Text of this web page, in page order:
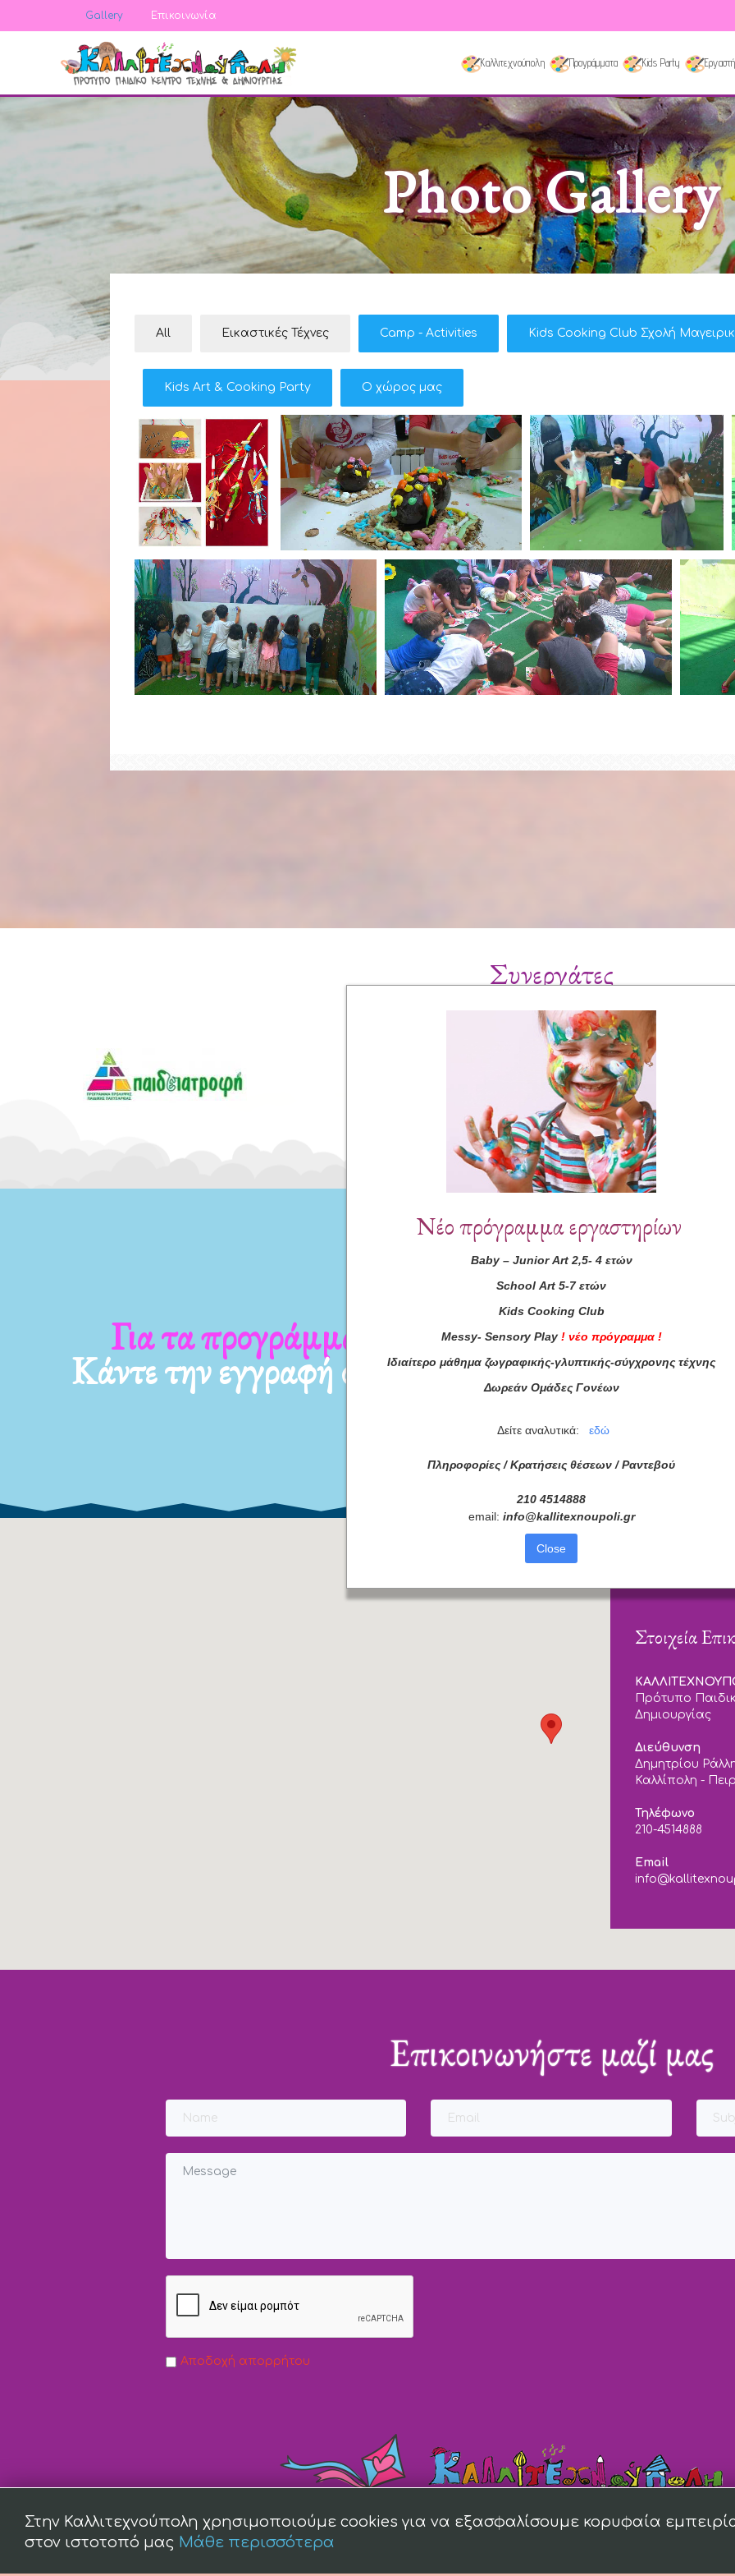
Gallery Επικοινωνία
Καλλιτεχνούπολη Προγράμματα Kids Party
Photo Gallery
All Εικαστικές Τέχνες Camp - Activities Kids Cooking Club Σχολή
Kids Art & Cooking Party Ο χώρος μας
Συνεργάτες
Για τα προγράμματά μας
Κάντε την εγγραφή σας τώρα! Συμφωνώ με τους
Στοιχεία
Πρότυπο
Δημιουργίας
Διεύθυνση
Δημητρίου
Καλλίπολη -
Τηλέφωνο
210-4514888
Email
Επικοινωνήστε μαζί μας
Αποδοχή απορρήτου
Νέο πρόγραμμα εργαστηρίων
Baby– Junior Art2,5- 4 ετών
School Art 5-7 ετών
Kids Cooking Club
Messy- Sensory Play ! νέο πρόγραμμα !
Ιδιαίτερο μάθημα ζωγραφικής-γλυπτικής-σύγχρονης τέχνης
Δωρεάν Ομάδες Γονέων
Δείτε αναλυτικά: εδώ
Πληροφορίες / Κρατήσεις θέσεων / Ραντεβού
210 4514888
email: info@kallitexnoupoli.gr
Close
Στην Καλλιτεχνούπολη χρησιμοποιούμε cookies για να εξασφαλίσουμε κορυφαία
στον ιστοτοπό μας Μάθε περισσότερα